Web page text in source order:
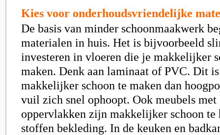
Kies voor onderhoudsvriendelijke
De basis van minder schoonmaakwerk
materialen in huis. Het is bijvoorbeeld
investeren in vloeren die je makkelijker
maken. Denk aan laminaat of PVC. Dit
makkelijker schoon te maken dan
vuil zich snel ophoopt. Ook meubels met
oppervlakken zijn makkelijker schoon te
stoffen bekleding. In de keuken en